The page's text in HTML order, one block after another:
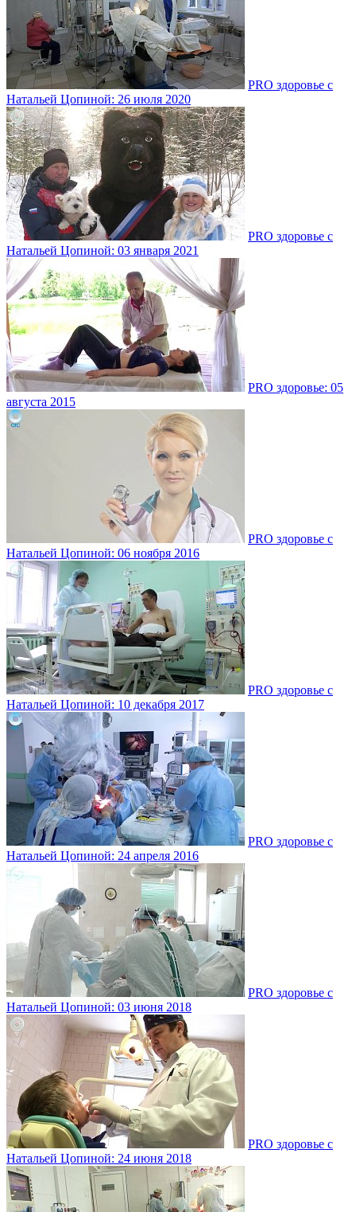
PRO здоровье с
Натальей Цопиной: 26 июля 2020
PRO здоровье с
Натальей Цопиной: 03 января 2021
PRO здоровье: 05
августа 2015
PRO здоровье с
Натальей Цопиной: 06 ноября 2016
PRO здоровье с
Натальей Цопиной: 10 декабря 2017
PRO здоровье с
Натальей Цопиной: 24 апреля 2016
PRO здоровье с
Натальей Цопиной: 03 июня 2018
PRO здоровье с
Натальей Цопиной: 24 июня 2018